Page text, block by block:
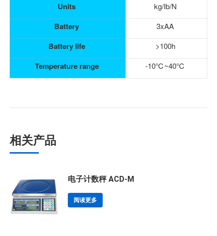
Units kg/Ib/N
Battery 3xAA
Battery life >100h
Temperature range -10℃~40℃
相关产品
电子计数秤 ACD-M
阅读更多